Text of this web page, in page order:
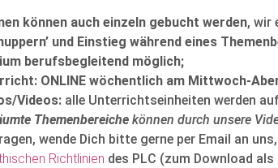
können auch einzeln gebucht werden, wir
und Einstieg während eines
berufsbegleitend möglich;
ONLINE wöchentlich am Mittwoch-
Videos: alle Unterrichtseinheiten werden
Themenbereiche können durch unsere
wende Dich bitte gerne per Email an
Richtlinien des PLC (zum Download als